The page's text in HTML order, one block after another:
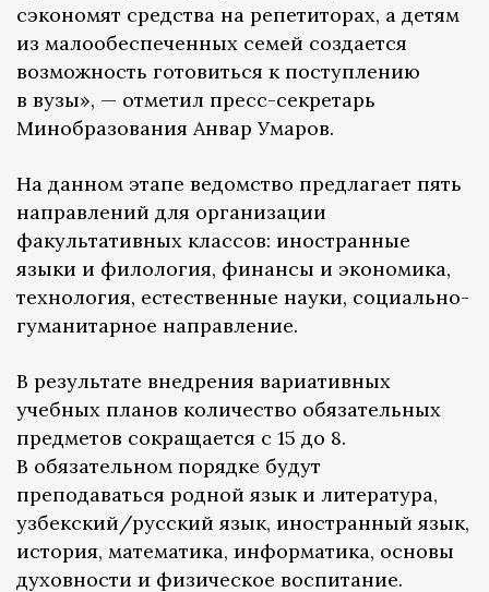
сэкономят средства на репетиторах, а детям
из малообеспеченных семей создается
возможность готовиться к поступлению
в вузы», — отметил пресс-секретарь
Минобразования Анвар Умаров.
На данном этапе ведомство предлагает пять
направлений для организации
факультативных классов: иностранные
языки и филология, финансы и экономика,
технология, естественные науки, социально-
гуманитарное направление.
В результате внедрения вариативных
учебных планов количество обязательных
предметов сокращается с 15 до 8.
В обязательном порядке будут
преподаваться родной язык и литература,
узбекский/русский язык, иностранный язык,
история, математика, информатика, основы
духовности и физическое воспитание.